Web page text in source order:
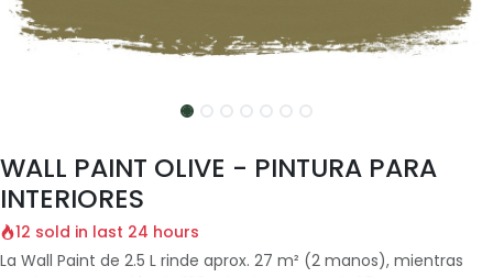
WALL PAINT OLIVE - PINTURA PARA
INTERIORES
12 sold in last 24 hours
La Wall Paint de 2.5 L rinde aprox. 27 m² (2 manos), mientras